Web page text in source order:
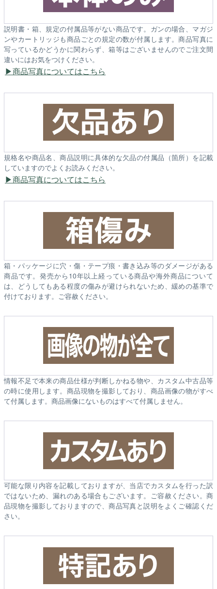
説明書・箱、規定の付属品等がない商品です。ガンの場合、マガジ
ンやカートリッジも商品ごとの規定の数が付属します。商品写真に
写っているかどうかに関わらず、箱等はございませんのでご注文間
違いにはお気をつけください。
商品写真についてはこちら
規格名や商品名、商品説明に具体的な欠品の付属品（箇所）を記載
していますのでよくお読みください。
商品写真についてはこちら
箱・パッケージに穴・傷・テープ痕・書き込み等のダメージがある
商品です。発売から10年以上経っている商品や海外商品について
は、どうしてもある程度の傷みが避けられないため、緩めの基準で
付けております。ご容赦ください。
情報不足で本来の商品仕様が判断しかねる物や、カスタム中古品等
の時に使用します。商品現物を撮影しており、商品画像の物がすべ
て付属します。商品画像にないものはすべて付属しません。
可能な限り内容を記載しておりますが、当店でカスタムを行った訳
ではないため、漏れのある場合もございます。ご容赦ください。商
品現物を撮影しておりますので、商品写真と説明をよくご確認くだ
さい。